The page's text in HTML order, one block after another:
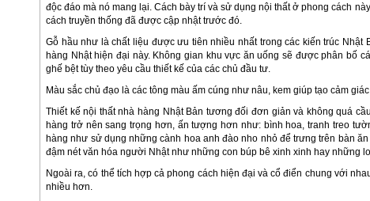
độc đáo mà nó mang lại. Cách bày trí và sử dụng nội thất ở phong cách
cách truyền thống đã được cập nhật trước đó.
Gỗ hầu như là chất liệu được ưu tiên nhiều nhất trong các kiến trúc
hàng Nhật hiện đại này. Không gian khu vực ăn uống sẽ được phân bố
ghế bệt tùy theo yêu cầu thiết kế của các chủ đầu tư.
Màu sắc chủ đạo là các tông màu ấm cúng như nâu, kem giúp tạo cảm
Thiết kế nội thất nhà hàng Nhật Bản tương đối đơn giản và không quá
hàng trở nên sang trọng hơn, ấn tượng hơn như: bình hoa, tranh treo
hàng như sử dụng những cành hoa anh đào nho nhỏ để trưng trên bàn
đậm nét văn hóa người Nhật như những con búp bê xinh xinh hay những
Ngoài ra, có thể tích hợp cả phong cách hiện đại và cổ điển chung với
nhiều hơn.